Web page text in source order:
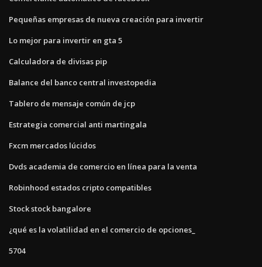
Pequeñas empresas de nueva creación para invertir
Lo mejor para invertir en gta 5
Calculadora de divisas pip
Balance del banco central investopedia
Tablero de mensaje común de jcp
Estrategia comercial anti martingala
Fxcm mercados lúcidos
Dvds academia de comercio en línea para la venta
Robinhood estados cripto compatibles
Stock stock bangalore
¿qué es la volatilidad en el comercio de opciones_
5704